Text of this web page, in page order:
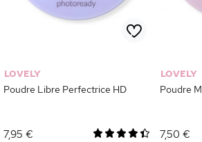
LOVELY
Poudre Libre Perfectrice HD
7,95 €
LOVELY
Poudre
7,50 €